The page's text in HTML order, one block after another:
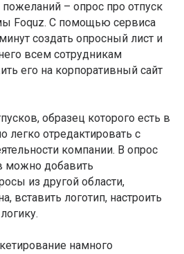
– опрос про отпуск
Foquz. С помощью сервиса
создать опросный лист и
всем сотрудникам
его на корпоративный сайт
образец которого есть в
легко отредактировать с
компании. В опрос
можно добавить
из другой области,
вставить логотип, настроить
намного